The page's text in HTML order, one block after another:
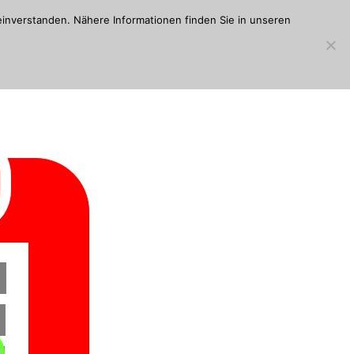
Nähere Informationen finden Sie in unseren